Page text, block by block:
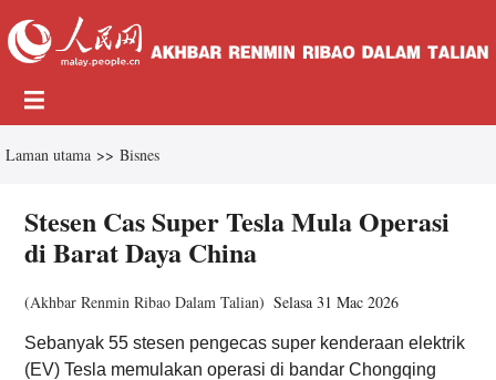
Laman utama >> Bisnes
Stesen Cas Super Tesla Mula Operasi
di Barat Daya China
(Akhbar Renmin Ribao Dalam Talian) Selasa 31 Mac 2026
Sebanyak 55 stesen pengecas super kenderaan elektrik
(EV) Tesla memulakan operasi di bandar Chongqing